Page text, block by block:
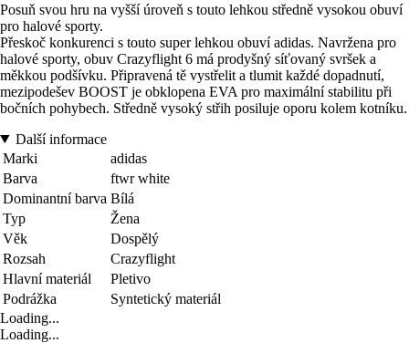
Posuň svou hru na vyšší úroveň s touto lehkou středně vysokou obuví
pro halové sporty.
Přeskoč konkurenci s touto super lehkou obuví adidas. Navržena pro
halové sporty, obuv Crazyflight 6 má prodyšný síťovaný svršek a
měkkou podšívku. Připravená tě vystřelit a tlumit každé dopadnutí,
mezipodešev BOOST je obklopena EVA pro maximální stabilitu při
bočních pohybech. Středně vysoký střih posiluje oporu kolem kotníku.
Další informace
Marki
adidas
Barva
ftwr white
Dominantní barva Bílá
Typ
Žena
Věk
Dospělý
Rozsah
Crazyflight
Hlavní materiál
Pletivo
Podrážka
Syntetický materiál
Loading...
Loading...